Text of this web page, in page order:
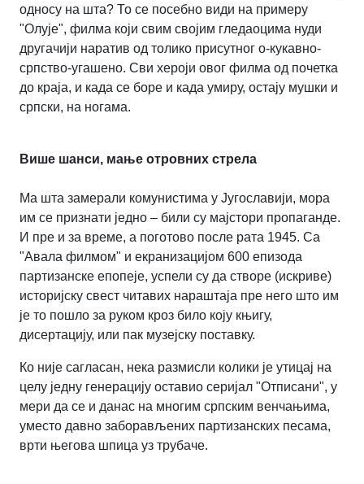
односу на шта? То се посебно види на примеру
"Олује", филма који свим својим гледаоцима нуди
другачији наратив од толико присутног о-кукавно-
српство-угашено. Сви хероји овог филма од почетка
до краја, и када се боре и када умиру, остају мушки и
српски, на ногама.
Више шанси, мање отровних стрела
Ма шта замерали комунистима у Југославији, мора
им се признати једно – били су мајстори пропаганде.
И пре и за време, а поготово после рата 1945. Са
"Авала филмом" и екранизацијом 600 епизода
партизанске епопеје, успели су да створе (искриве)
историјску свест читавих нараштаја пре него што им
је то пошло за руком кроз било коју књигу,
дисертацију, или пак музејску поставку.
Ко није сагласан, нека размисли колики је утицај на
целу једну генерацију оставио серијал "Отписани", у
мери да се и данас на многим српским венчањима,
уместо давно заборављених партизанских песама,
врти његова шпица уз трубаче.